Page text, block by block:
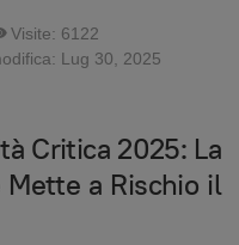
Visite: 6122
Lug 30, 2025
Critica 2025: La
Mette a Rischio il